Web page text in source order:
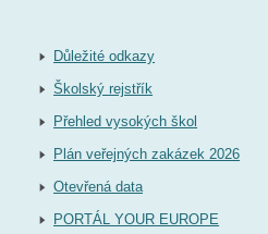
Důležité odkazy
Školský rejstřík
Přehled vysokých škol
Plán veřejných zakázek 2026
Otevřená data
PORTÁL YOUR EUROPE